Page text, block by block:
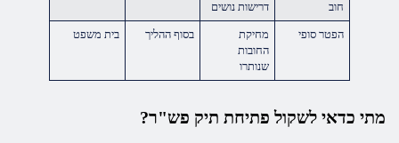
חוב
דרישות נושים
הפטר סופי
מחיקת
החובות
שנותרו
בסוף ההליך בית משפט
מתי כדאי לשקול פתיחת תיק פש"ר?